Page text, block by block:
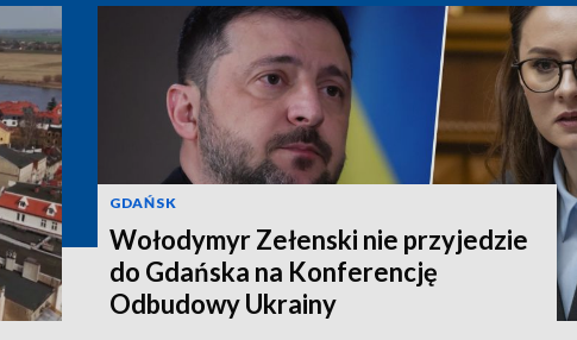
GDAŃSK
Wołodymyr Zełenski nie przyjedzie
do Gdańska na Konferencję
Odbudowy Ukrainy